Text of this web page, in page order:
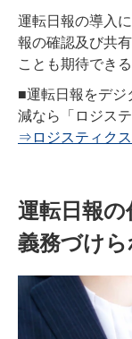
運転日報の導入
報の確認及び共
ことも期待できる
■運転日報をデ
減なら「ロジス
⇒ロジスティク
運転日報
義務づけ